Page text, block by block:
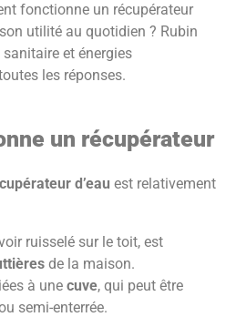
fonctionne un récupérateur
utilité au quotidien ? Rubin
et énergies
les réponses.
un récupérateur
d’eau est relativement
ruisselé sur le toit, est
de la maison.
à une cuve, qui peut être
semi-enterrée.